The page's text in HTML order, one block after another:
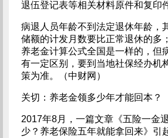
退伍登记表等相关材料原件和复印
病退人员年龄不到法定退休年龄，
储额的计发月数要比正常退休的多
养老金计算公式全国是一样的，但
有一定区别，要到当地社保经办机
策为准。（中财网）
关切：养老金领多少年才能回本？
2017年8月，一篇文章《五险一金
少？养老保险五年就能拿回来》引